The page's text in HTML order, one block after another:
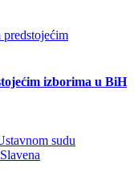
izborima u BiH